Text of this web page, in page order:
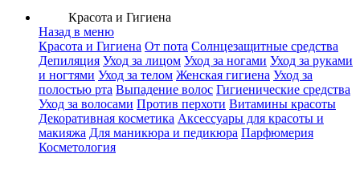
Красота и Гигиена
Назад в меню
Красота и Гигиена От пота Солнцезащитные средства
Депиляция Уход за лицом Уход за ногами Уход за руками
и ногтями Уход за телом Женская гигиена Уход за
полостью рта Выпадение волос Гигиенические средства
Уход за волосами Против перхоти Витамины красоты
Декоративная косметика Аксессуары для красоты и
макияжа Для маникюра и педикюра Парфюмерия
Косметология